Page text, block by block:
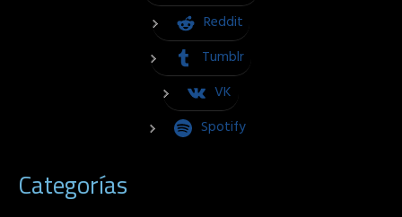
Reddit
Tumblr
VK
Spotify
Categorías